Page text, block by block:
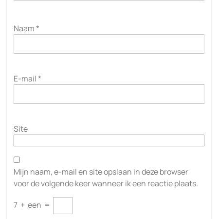
Naam*
E-mail*
Site
Mijn naam, e-mail en site opslaan in deze browser
voor de volgende keer wanneer ik een reactie plaats.
7 + een =